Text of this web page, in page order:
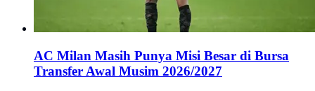
AC Milan Masih Punya Misi Besar di Bursa
Transfer Awal Musim 2026/2027